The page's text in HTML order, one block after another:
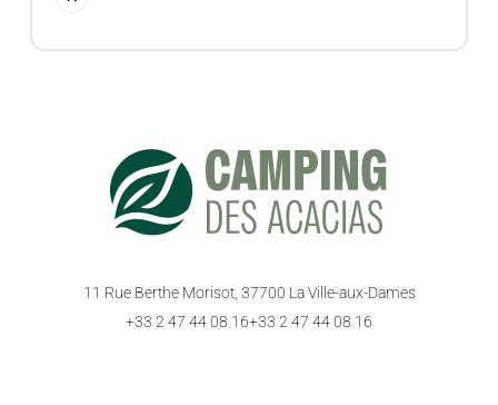
11 Rue Berthe Morisot, 37700 La Ville-aux-Dames
+33 2 47 44 08 16+33 2 47 44 08 16